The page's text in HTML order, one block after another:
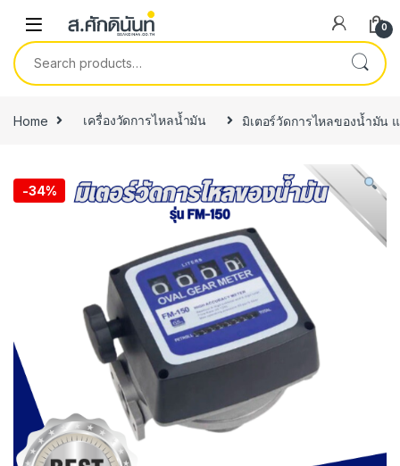
0
Search for:
Home เครื่องวัดการไหลน้ำมัน มิเตอร์วัดการไหลของน้ำมัน
-34%